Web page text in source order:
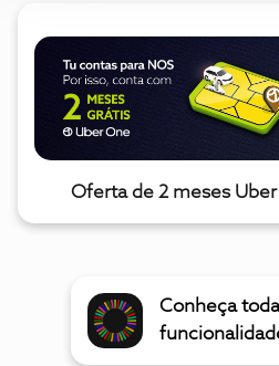
Oferta de 2 meses
Conheça